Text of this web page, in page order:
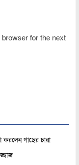
for the next
করলেন গাছের চারা